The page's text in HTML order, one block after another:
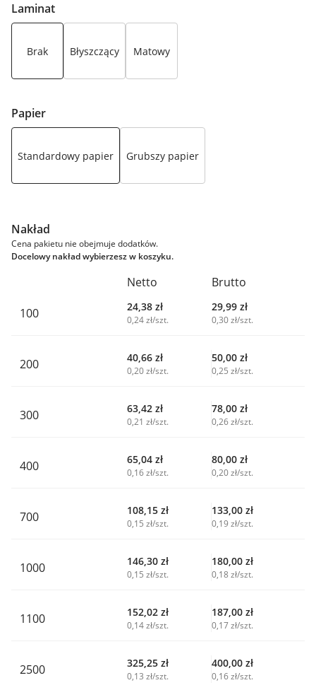
Laminat
Brak Błyszczący Matowy
Papier
Standardowy papier Grubszy papier
Nakład
Cena pakietu nie obejmuje dodatków.
Docelowy nakład wybierzesz w koszyku.
Netto
Brutto
100
24,38 zł
0,24 zł/szt.
29,99 zł
0,30 zł/szt.
200 40,66 zł
0,20 zł/szt.
50,00 zł
0,25 zł/szt.
300 63,42 zł
0,21 zł/szt.
78,00 zł
0,26 zł/szt.
400 65,04 zł
0,16 zł/szt.
80,00 zł
0,20 zł/szt.
700 108,15 zł
0,15 zł/szt.
133,00 zł
0,19 zł/szt.
1000 146,30 zł
0,15 zł/szt.
180,00 zł
0,18 zł/szt.
1100 152,02 zł
0,14 zł/szt.
187,00 zł
0,17 zł/szt.
2500 325,25 zł
0,13 zł/szt.
400,00 zł
0,16 zł/szt.